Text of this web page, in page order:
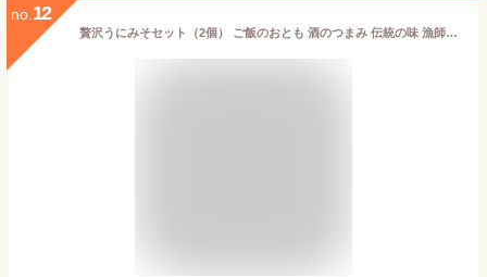
no. 12
贅沢うにみそセット（2個） ご飯のおとも 酒のつまみ 伝統の味 漁師料理 福島県 西野屋食品